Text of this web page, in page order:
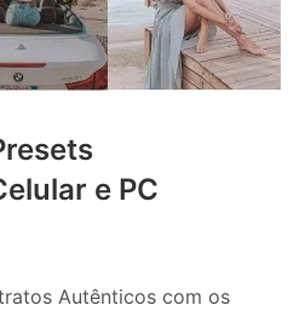
e PC
Autênticos com os